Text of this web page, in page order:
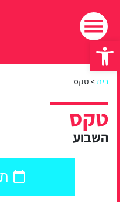
פתח סרגל
בית>טקס
טקס
השבוע